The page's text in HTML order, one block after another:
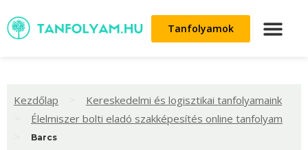
Tanfolyamok
Kezdőlap Kereskedelmi és logisztikai tanfolyamaink
Élelmiszer bolti eladó szakképesítés online tanfolyam
Barcs